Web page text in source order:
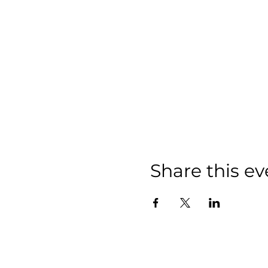
Share this